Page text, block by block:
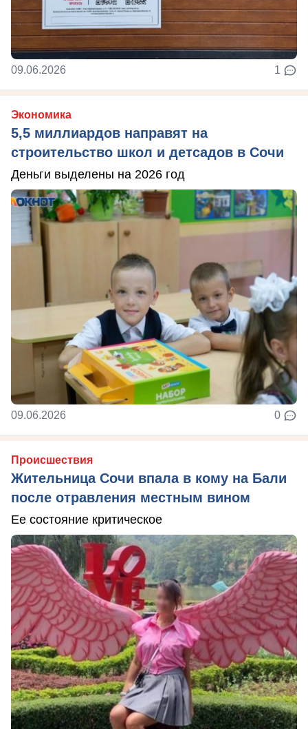
09.06.2026 1
Экономика
5,5 миллиардов направят на
строительство школ и детсадов в Сочи
Деньги выделены на 2026 год
09.06.2026 0
Происшествия
Жительница Сочи впала в кому на Бали
после отравления местным вином
Ее состояние критическое